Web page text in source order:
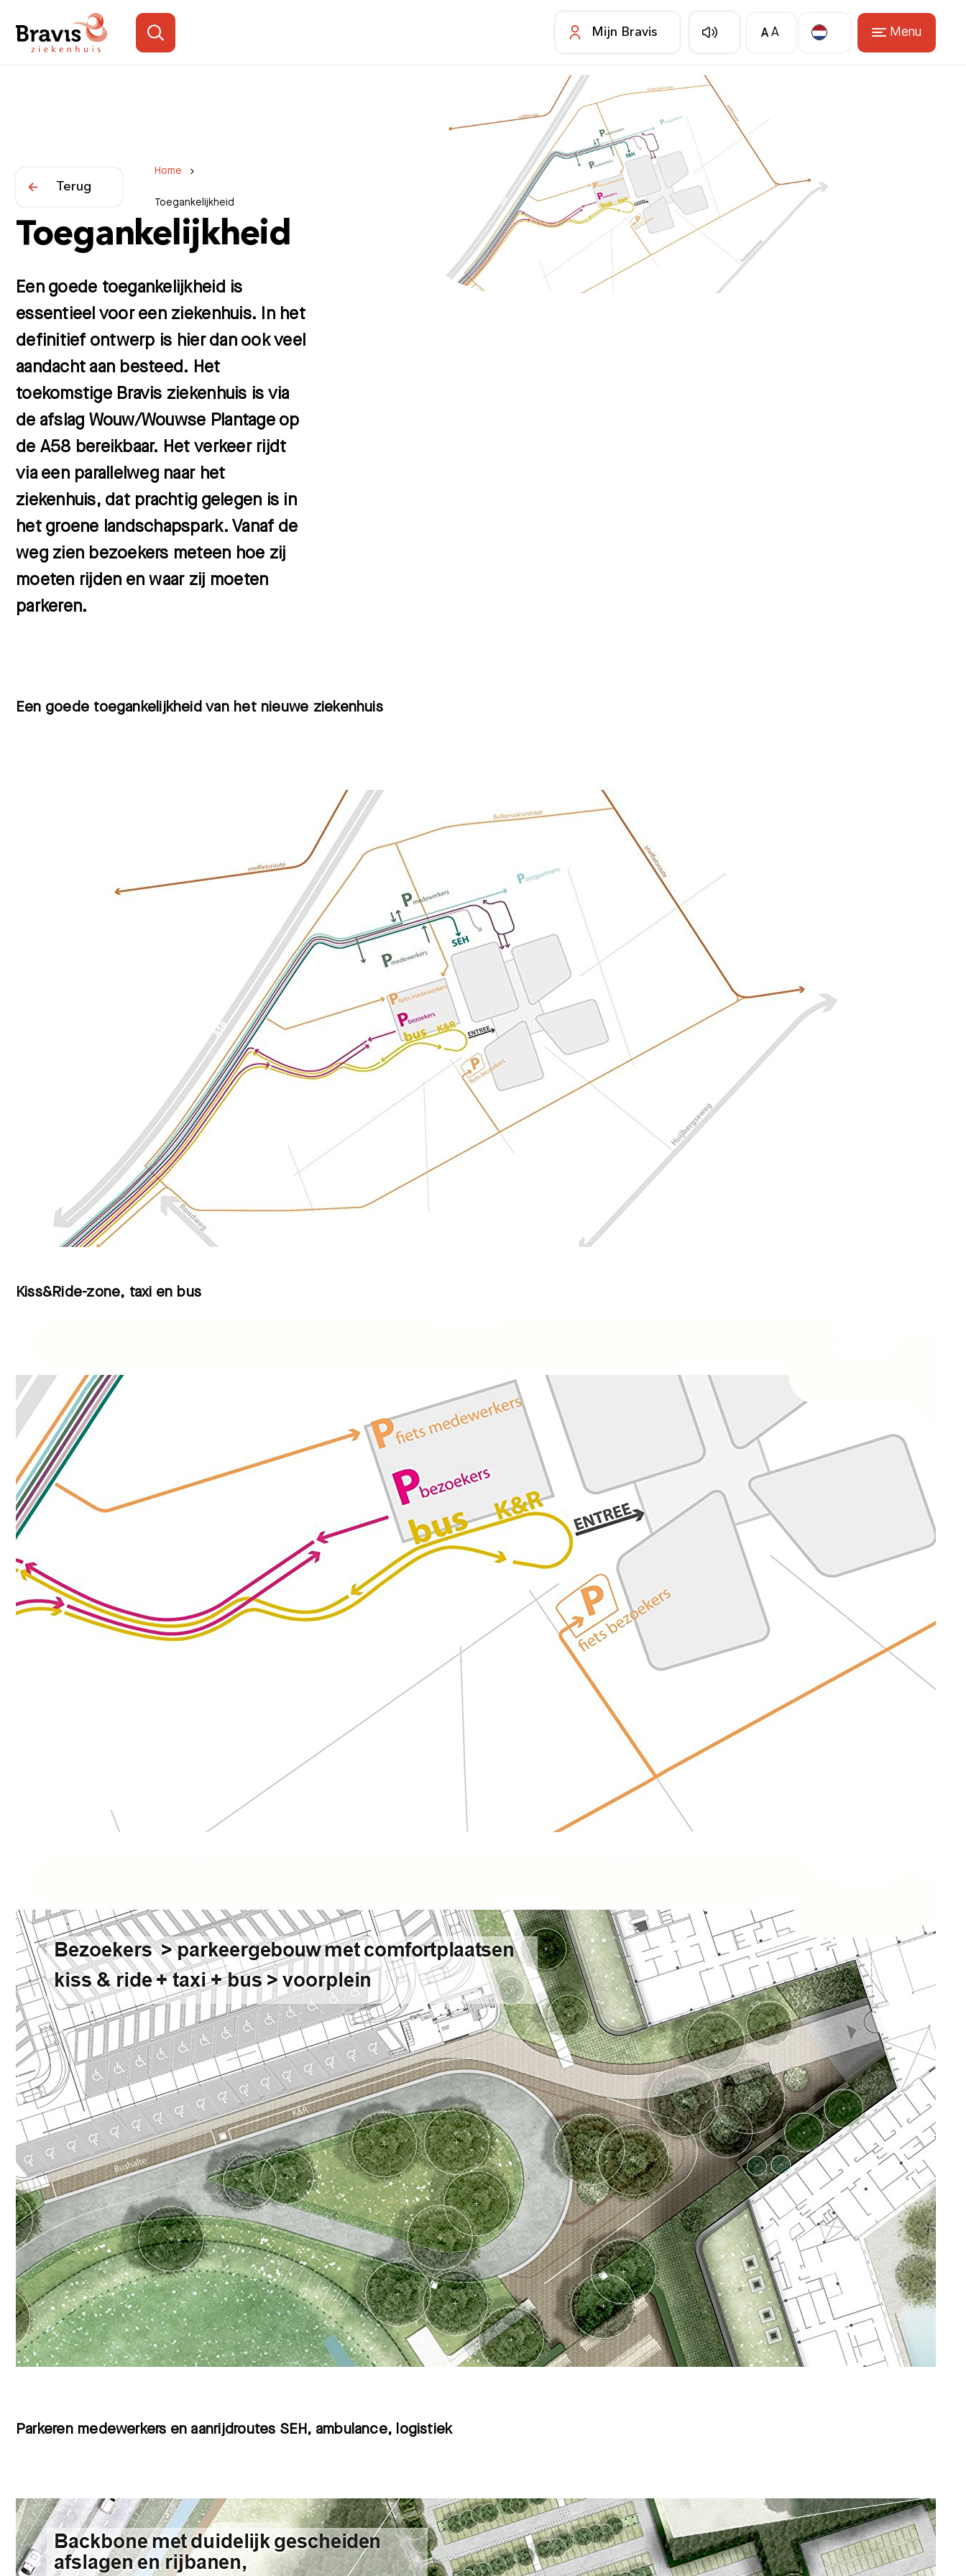
Mijn Bravis A A Menu
Afspraak maken Afdelingen
Home
Toegankelijkheid
Terug
Toegankelijkheid
Een goede toegankelijkheid is
essentieel voor een ziekenhuis. In het
definitief ontwerp is hier dan ook veel
aandacht aan besteed. Het
toekomstige Bravis ziekenhuis is via
de afslag Wouw/Wouwse Plantage op
de A58 bereikbaar. Het verkeer rijdt
via een parallelweg naar het
ziekenhuis, dat prachtig gelegen is in
het groene landschapspark. Vanaf de
weg zien bezoekers meteen hoe zij
moeten rijden en waar zij moeten
parkeren.
Een goede toegankelijkheid van het nieuwe ziekenhuis
Kiss&Ride-zone, taxi en bus
Parkeren medewerkers en aanrijdroutes SEH, ambulance, logistiek